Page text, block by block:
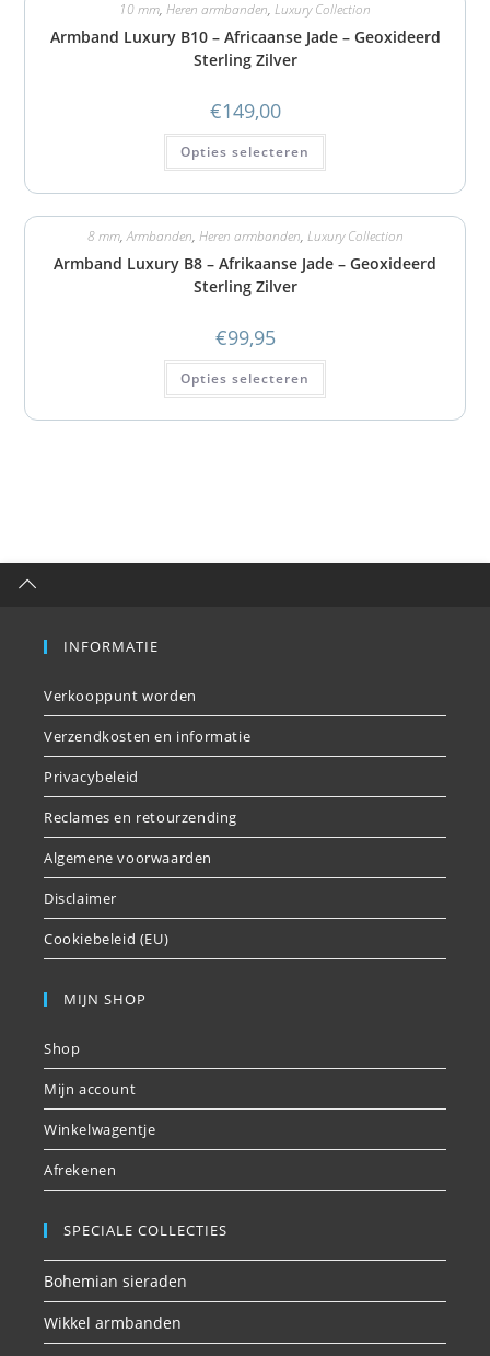
10 mm, Heren armbanden, Luxury Collection
Armband Luxury B10 – Africaanse Jade – Geoxideerd
Sterling Zilver
€149,00
Opties selecteren
8 mm,Armbanden, Heren armbanden, Luxury Collection
Armband Luxury B8 – Afrikaanse Jade – Geoxideerd
Sterling Zilver
€99,95
Opties selecteren
INFORMATIE
Verkooppunt worden
Verzendkosten en informatie
Privacybeleid
Reclames en retourzending
Algemene voorwaarden
Disclaimer
Cookiebeleid (EU)
MIJN SHOP
Shop
Mijn account
Winkelwagentje
Afrekenen
SPECIALE COLLECTIES
Bohemian sieraden
Wikkel armbanden